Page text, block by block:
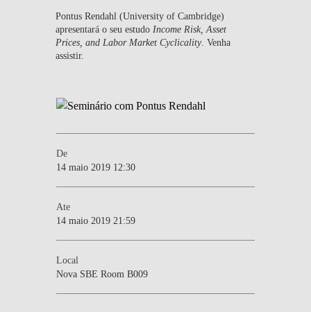
WHAT'S HAPPENING
Pontus Rendahl (University of Cambridge)
apresentará o seu estudo Income Risk, Asset
Prices, and Labor Market Cyclicality. Venha
assistir.
De
14 maio 2019 12:30
Ate
14 maio 2019 21:59
Local
Nova SBE Room B009